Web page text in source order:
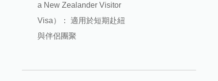
a New Zealander Visitor
Visa）： 適用於短期赴紐
與伴侶團聚